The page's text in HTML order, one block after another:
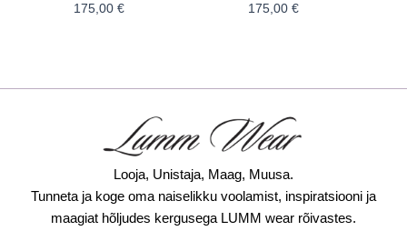
175,00€ 175,00€
Looja, Unistaja, Maag, Muusa.
Tunneta ja koge oma naiselikku voolamist, inspiratsiooni ja
maagiat hõljudes kergusega LUMM wear rõivastes.